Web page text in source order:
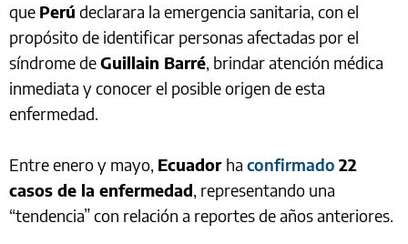
que Perú declarara la emergencia sanitaria, con el
propósito de identificar personas afectadas por el
síndrome deGuillain Barré, brindar atención médica
inmediata y conocer el posible origen de esta
enfermedad.
Entre enero y mayo, Ecuador ha confirmado 22
casos de la enfermedad, representando una
“tendencia” con relación a reportes de años anteriores.